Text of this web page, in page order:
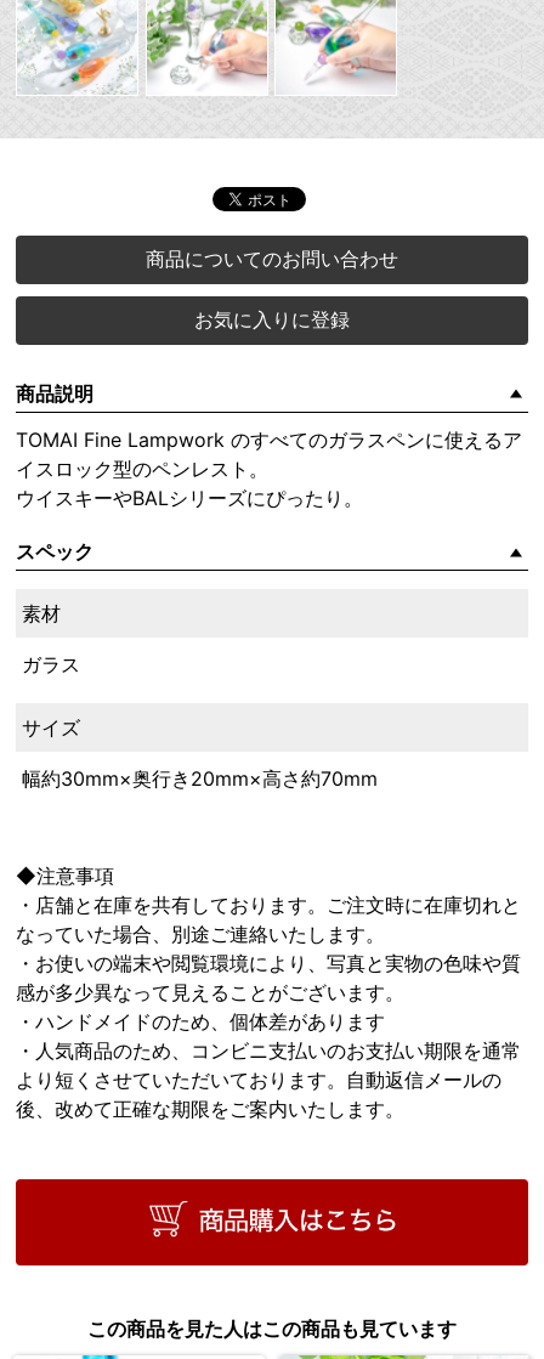
商品についてのお問い合わせ
お気に入りに登録
商品説明
TOMAI Fine Lampwork のすべてのガラスペンに使えるア
イスロック型のペンレスト。
ウイスキーやBALシリーズにぴったり。
スペック
素材
ガラス
サイズ
幅約30mm×奥行き20mm×高さ約70mm
◆注意事項
・店舗と在庫を共有しております。ご注文時に在庫切れと
なっていた場合、別途ご連絡いたします。
・お使いの端末や閲覧環境により、写真と実物の色味や質
感が多少異なって見えることがございます。
・ハンドメイドのため、個体差があります
・人気商品のため、コンビニ支払いのお支払い期限を通常
より短くさせていただいております。自動返信メールの
後、改めて正確な期限をご案内いたします。
この商品を見た人はこの商品も見ています